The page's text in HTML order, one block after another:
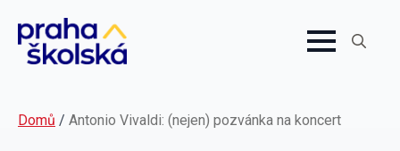
Domů / Antonio Vivaldi: (nejen) pozvánka na koncert